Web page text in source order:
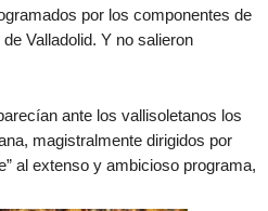
por los componentes de
Valladolid. Y no salieron
ante los vallisoletanos los
magistralmente dirigidos por
al extenso y ambicioso programa,